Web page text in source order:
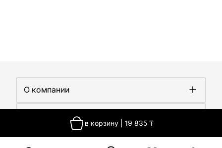
в корзину| 19 835₸
О компании
О компании
Новости
Покупателям